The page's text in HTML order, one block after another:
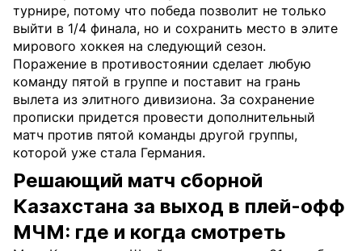
турнире, потому что победа позволит не только
выйти в 1/4 финала, но и сохранить место в элите
мирового хоккея на следующий сезон.
Поражение в противостоянии сделает любую
команду пятой в группе и поставит на грань
вылета из элитного дивизиона. За сохранение
прописки придется провести дополнительный
матч против пятой команды другой группы,
которой уже стала Германия.
Решающий матч сборной
Казахстана за выход в плей-офф
МЧМ: где и когда смотреть